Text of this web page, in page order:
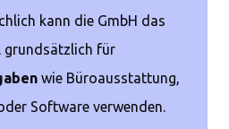
kann die GmbH das
grundsätzlich für
wie Büroausstattung,
Software verwenden.